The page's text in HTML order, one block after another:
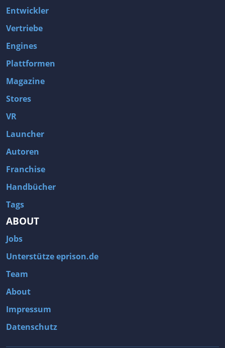
Entwickler
Vertriebe
Engines
Plattformen
Magazine
Stores
VR
Launcher
Autoren
Franchise
Handbücher
Tags
ABOUT
Jobs
Unterstütze eprison.de
Team
About
Impressum
Datenschutz